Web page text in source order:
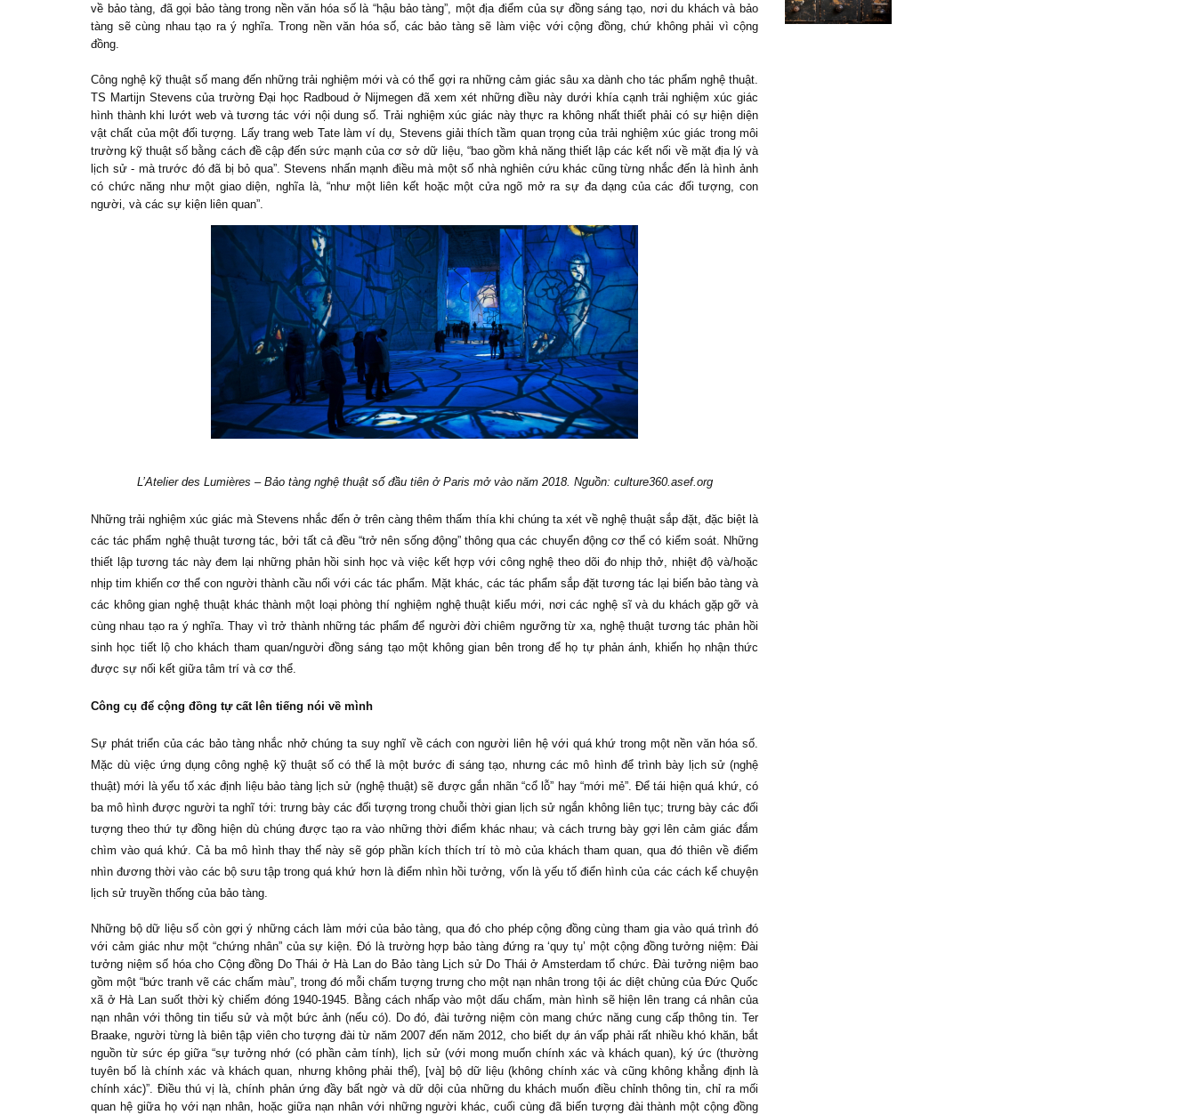
về bảo tàng, đã gọi bảo tàng trong nền văn hóa số là “hậu bảo tàng”, một địa điểm của sự đồng sáng tạo, nơi du khách và bảo
tàng sẽ cùng nhau tạo ra ý nghĩa. Trong nền văn hóa số, các bảo tàng sẽ làm việc với cộng đồng, chứ không phải vì cộng
đồng.
Công nghệ kỹ thuật số mang đến những trải nghiệm mới và có thể gợi ra những cảm giác sâu xa dành cho tác phẩm nghệ thuật.
TS Martijn Stevens của trường Đại học Radboud ở Nijmegen đã xem xét những điều này dưới khía cạnh trải nghiệm xúc giác
hình thành khi lướt web và tương tác với nội dung số. Trải nghiệm xúc giác này thực ra không nhất thiết phải có sự hiện diện
vật chất của một đối tượng. Lấy trang web Tate làm ví dụ, Stevens giải thích tầm quan trọng của trải nghiệm xúc giác trong môi
trường kỹ thuật số bằng cách đề cập đến sức mạnh của cơ sở dữ liệu, “bao gồm khả năng thiết lập các kết nối về mặt địa lý và
lịch sử - mà trước đó đã bị bỏ qua”. Stevens nhấn mạnh điều mà một số nhà nghiên cứu khác cũng từng nhắc đến là hình ảnh
có chức năng như một giao diện, nghĩa là, “như một liên kết hoặc một cửa ngõ mở ra sự đa dạng của các đối tượng, con
người, và các sự kiện liên quan”.
L’Atelier des Lumières – Bảo tàng nghệ thuật số đầu tiên ở Paris mở vào năm 2018. Nguồn: culture360.asef.org
Những trải nghiệm xúc giác mà Stevens nhắc đến ở trên càng thêm thấm thía khi chúng ta xét về nghệ thuật sắp đặt, đặc biệt là
các tác phẩm nghệ thuật tương tác, bởi tất cả đều “trở nên sống động” thông qua các chuyển động cơ thể có kiểm soát. Những
thiết lập tương tác này đem lại những phản hồi sinh học và việc kết hợp với công nghệ theo dõi đo nhịp thở, nhiệt độ và/hoặc
nhịp tim khiến cơ thể con người thành cầu nối với các tác phẩm. Mặt khác, các tác phẩm sắp đặt tương tác lại biến bảo tàng và
các không gian nghệ thuật khác thành một loại phòng thí nghiệm nghệ thuật kiểu mới, nơi các nghệ sĩ và du khách gặp gỡ và
cùng nhau tạo ra ý nghĩa. Thay vì trở thành những tác phẩm để người đời chiêm ngưỡng từ xa, nghệ thuật tương tác phản hồi
sinh học tiết lộ cho khách tham quan/người đồng sáng tạo một không gian bên trong để họ tự phản ánh, khiến họ nhận thức
được sự nối kết giữa tâm trí và cơ thể.
Công cụ để cộng đồng tự cất lên tiếng nói về mình
Sự phát triển của các bảo tàng nhắc nhở chúng ta suy nghĩ về cách con người liên hệ với quá khứ trong một nền văn hóa số.
Mặc dù việc ứng dụng công nghệ kỹ thuật số có thể là một bước đi sáng tạo, nhưng các mô hình để trình bày lịch sử (nghệ
thuật) mới là yếu tố xác định liệu bảo tàng lịch sử (nghệ thuật) sẽ được gắn nhãn “cổ lỗ” hay “mới mẻ”. Để tái hiện quá khứ, có
ba mô hình được người ta nghĩ tới: trưng bày các đối tượng trong chuỗi thời gian lịch sử ngắn không liên tục; trưng bày các đối
tượng theo thứ tự đồng hiện dù chúng được tạo ra vào những thời điểm khác nhau; và cách trưng bày gợi lên cảm giác đắm
chìm vào quá khứ. Cả ba mô hình thay thế này sẽ góp phần kích thích trí tò mò của khách tham quan, qua đó thiên về điểm
nhìn đương thời vào các bộ sưu tập trong quá khứ hơn là điểm nhìn hồi tưởng, vốn là yếu tố điển hình của các cách kể chuyện
lịch sử truyền thống của bảo tàng.
Những bộ dữ liệu số còn gợi ý những cách làm mới của bảo tàng, qua đó cho phép cộng đồng cùng tham gia vào quá trình đó
với cảm giác như một “chứng nhân” của sự kiện. Đó là trường hợp bảo tàng đứng ra ‘quy tụ’ một cộng đồng tưởng niệm: Đài
tưởng niệm số hóa cho Cộng đồng Do Thái ở Hà Lan do Bảo tàng Lịch sử Do Thái ở Amsterdam tổ chức. Đài tưởng niệm bao
gồm một “bức tranh vẽ các chấm màu”, trong đó mỗi chấm tượng trưng cho một nạn nhân trong tội ác diệt chủng của Đức Quốc
xã ở Hà Lan suốt thời kỳ chiếm đóng 1940-1945. Bằng cách nhấp vào một dấu chấm, màn hình sẽ hiện lên trang cá nhân của
nạn nhân với thông tin tiểu sử và một bức ảnh (nếu có). Do đó, đài tưởng niệm còn mang chức năng cung cấp thông tin. Ter
Braake, người từng là biên tập viên cho tượng đài từ năm 2007 đến năm 2012, cho biết dự án vấp phải rất nhiều khó khăn, bắt
nguồn từ sức ép giữa “sự tưởng nhớ (có phần cảm tính), lịch sử (với mong muốn chính xác và khách quan), ký ức (thường
tuyên bố là chính xác và khách quan, nhưng không phải thế), [và] bộ dữ liệu (không chính xác và cũng không khẳng định là
chính xác)”. Điều thú vị là, chính phản ứng đầy bất ngờ và dữ dội của những du khách muốn điều chỉnh thông tin, chỉ ra mối
quan hệ giữa họ với nạn nhân, hoặc giữa nạn nhân với những người khác, cuối cùng đã biến tượng đài thành một cộng đồng